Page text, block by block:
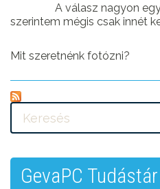
A válasz nagyon
szerintem mégis csak innét
Mit szeretnénk fotózni?
GevaPC Tudástár